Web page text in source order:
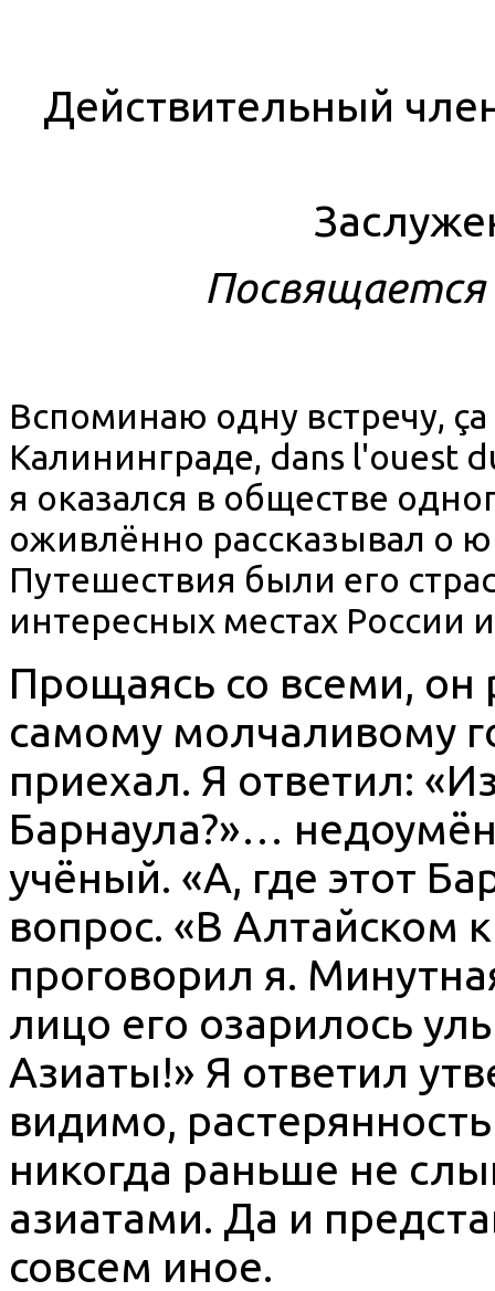
Действительный
Посвящается
Вспоминаю одну встречу,
Калининграде, dans l'ouest
я оказался в обществе
оживлённо рассказывал о
Путешествия были его
интересных местах России
Прощаясь со всеми, он
самому молчаливому
приехал. Я ответил:
Барнаула?»…
учёный. «А, где этот
вопрос. «В Алтайском
проговорил я.
лицо его озарилось
Азиаты!» Я ответил
видимо,
никогда раньше не
азиатами. Да и
совсем иное.